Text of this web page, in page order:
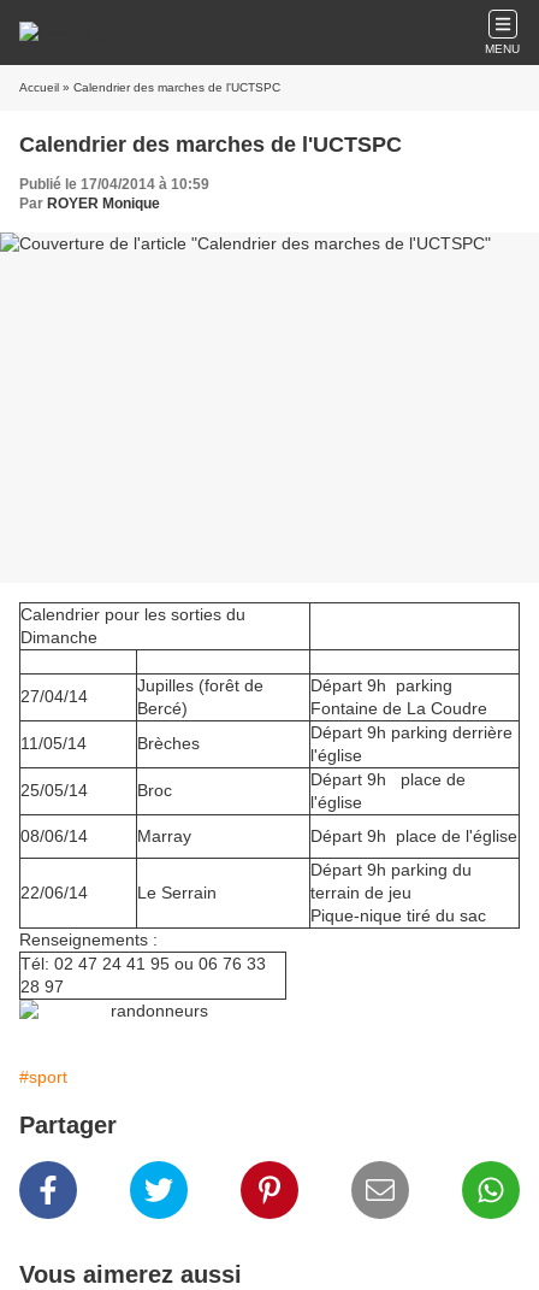
MENU
Accueil » Calendrier des marches de l'UCTSPC
Calendrier des marches de l'UCTSPC
Publié le 17/04/2014 à 10:59
Par ROYER Monique
Calendrier pour les sorties du
Dimanche
27/04/14
Jupilles (forêt de
Bercé)
Départ 9h parking
Fontaine de La Coudre
11/05/14
Brèches
Départ 9h parking derrière
l'église
25/05/14
Broc
Départ 9h place de
l'église
08/06/14
Marray Départ 9h place de l'église
22/06/14 Le Serrain
Départ 9h parking du
terrain de jeu
Pique-nique tiré du sac
Renseignements :
Tél: 02 47 24 41 95 ou 06 76 33
28 97
#sport
Partager
Vous aimerez aussi